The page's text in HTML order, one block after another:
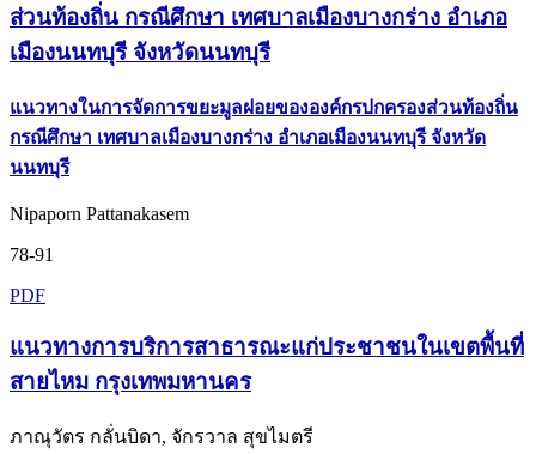
ส่วนท้องถิ่น กรณีศึกษา เทศบาลเมืองบางกร่าง อำเภอ
เมืองนนทบุรี จังหวัดนนทบุรี
แนวทางในการจัดการขยะมูลฝอยขององค์กรปกครองส่วนท้องถิ่น
กรณีศึกษา เทศบาลเมืองบางกร่าง อำเภอเมืองนนทบุรี จังหวัด
นนทบุรี
Nipaporn Pattanakasem
78-91
PDF
แนวทางการบริการสาธารณะแก่ประชาชนในเขตพื้นที่
สายไหม กรุงเทพมหานคร
ภาณุวัตร กลั่นบิดา, จักรวาล สุขไมตรี